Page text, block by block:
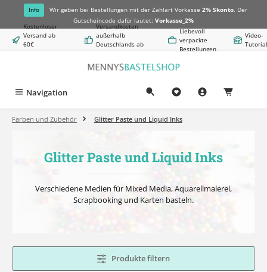
springen
Info Wir geben bei Bestellungen mit der Zahlart Vorkasse 2% Skonto. Der
Gutscheincode dafür lautet: Vorkasse_2%
Kostenloser
Versand ab
60€
Versandkosten
außerhalb
Deutschlands ab
Liebevoll
verpackte
Bestellungen
Video-
Navigation
Farben und Zubehör Glitter Paste und Liquid Inks
Glitter Paste und Liquid Inks
Verschiedene Medien für Mixed Media, Aquarellmalerei,
Scrapbooking und Karten basteln.
Produkte filtern